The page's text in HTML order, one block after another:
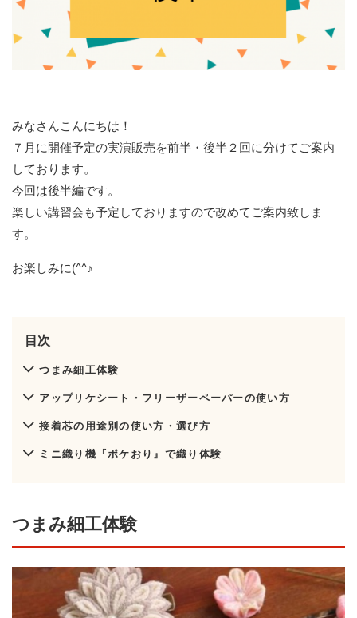
みなさんこんにちは！
７月に開催予定の実演販売を前半・後半２回に分けてご案内
しております。
今回は後半編です。
楽しい講習会も予定しておりますので改めてご案内致しま
す。
お楽しみに(^^♪
目次
つまみ細工体験
アップリケシート・フリーザーペーパーの使い方
接着芯の用途別の使い方・選び方
ミニ織り機『ポケおり』で織り体験
つまみ細工体験